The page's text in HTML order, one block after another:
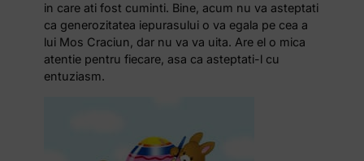
in care ati fost cuminti. Bine, acum nu va asteptati
ca generozitatea iepurasului o va egala pe cea a
lui Mos Craciun, dar nu va va uita. Are el o mica
atentie pentru fiecare, asa ca asteptati-l cu
entuziasm.